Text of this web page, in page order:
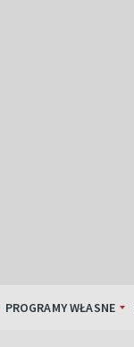
PROGRAMY WŁASNE